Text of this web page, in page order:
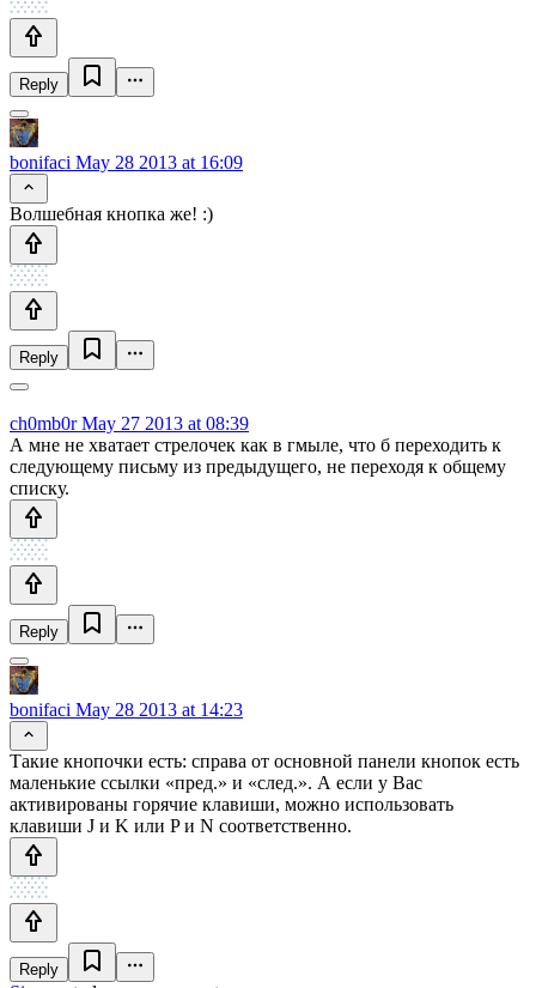
Reply
bonifaci May 28 2013 at 16:09
Волшебная кнопка же! :)
Reply
ch0mb0rMay 27 2013 at 08:39
А мне не хватает стрелочек как в гмыле, что б переходить к
следующему письму из предыдущего, не переходя к общему
списку.
Reply
bonifaci May 28 2013 at 14:23
Такие кнопочки есть: справа от основной панели кнопок есть
маленькие ссылки «пред.» и «след.». А если у Вас
активированы горячие клавиши, можно использовать
клавиши J и K или P и N соответственно.
Reply